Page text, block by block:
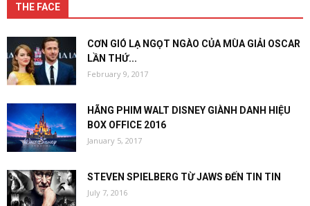
THE FACE
CƠN GIÓ LẠ NGỌT NGÀO CỦA MÙA GIẢI OSCAR
LẦN THỨ...
February 9, 2017
HÃNG PHIM WALT DISNEY GIÀNH DANH HIỆU
BOX OFFICE 2016
January 5, 2017
STEVEN SPIELBERG TỪ JAWS ĐẾN TIN TIN
July 7, 2016